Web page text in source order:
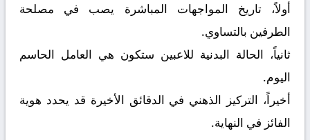
أولاً، تاريخ المواجهات المباشرة يصب في مصلحة
الطرفين بالتساوي.
ثانياً، الحالة البدنية للاعبين ستكون هي العامل الحاسم
اليوم.
أخيراً، التركيز الذهني في الدقائق الأخيرة قد يحدد هوية
الفائز في النهاية.